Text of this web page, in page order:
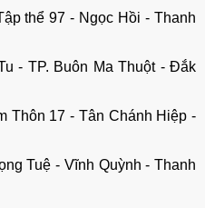
thể 97 - Ngọc Hồi - Thanh
- TP. Buôn Ma Thuột - Đắk
Thôn 17 - Tân Chánh Hiệp -
Tuệ - Vĩnh Quỳnh - Thanh